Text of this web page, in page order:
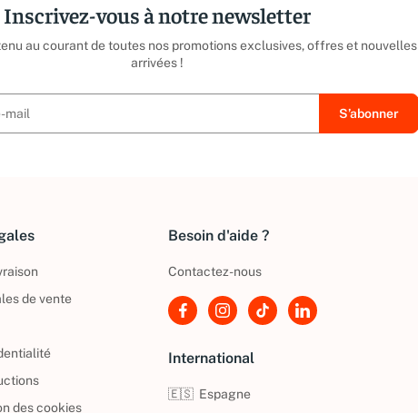
Inscrivez-vous à notre newsletter
au courant de toutes nos promotions exclusives, offres et nouvelles
arrivées !
de vente
des cookies
Besoin d'aide ?
Contactez-nous
International
🇪🇸 Espagne